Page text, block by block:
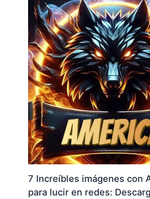
7 Increíbles imágenes con
para lucir en redes: